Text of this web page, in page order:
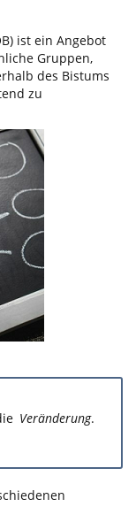
ist ein Angebot
Gruppen,
des Bistums
zu
Veränderung.